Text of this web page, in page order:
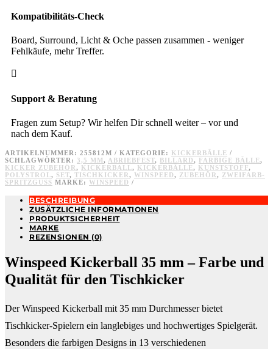
Kompatibilitäts-Check
Board, Surround, Licht & Oche passen zusammen - weniger
Fehlkäufe, mehr Treffer.

Support & Beratung
Fragen zum Setup? Wir helfen Dir schnell weiter – vor und
nach dem Kauf.
ARTIKELNUMMER: 255812M KATEGORIE: KICKERBÄLLE
SCHLAGWÖRTER: 3,5 MM, ABRIEBFEST, BILLARD, FARBIGE BÄLLE,
KICKER ZUBEHÖR, KICKERBALL, KICKERBÄLLE, KUNSTSTOFF,
POLYSTROL, SET, TISCHKICKER, WINSPEED, ZUBEHÖR, ZWEIFARB-
SPRITZGUSS MARKE: WINSPEED
BESCHREIBUNG
ZUSÄTZLICHE INFORMATIONEN
PRODUKTSICHERHEIT
MARKE
REZENSIONEN (0)
Winspeed Kickerball 35 mm – Farbe und
Qualität für den Tischkicker
Der Winspeed Kickerball mit 35 mm Durchmesser bietet
Tischkicker-Spielern ein langlebiges und hochwertiges Spielgerät.
Besonders die farbigen Designs in 13 verschiedenen